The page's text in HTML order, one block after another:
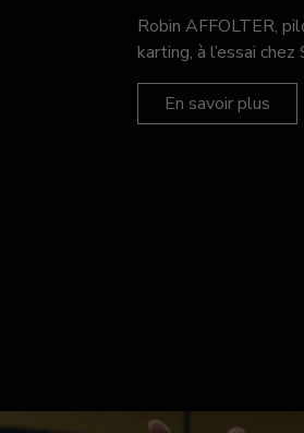
Robin AFFOLTER,
karting, à l’essai
En savoir plus